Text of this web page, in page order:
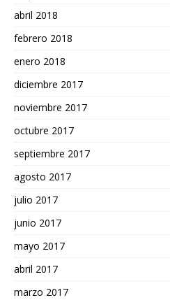
abril 2018
febrero 2018
enero 2018
diciembre 2017
noviembre 2017
octubre 2017
septiembre 2017
agosto 2017
julio 2017
junio 2017
mayo 2017
abril 2017
marzo 2017